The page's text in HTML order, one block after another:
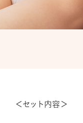
＜セット内容＞